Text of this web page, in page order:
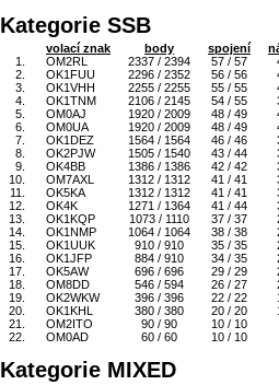
Kategorie SSB
volací znak body spojení
1.
OM2RL 2337 / 2394 57 / 57
2.
OK1FUU 2296 / 2352 56 / 56
3.
OK1VHH 2255 / 2255 55 / 55
4.
OK1TNM 2106 / 2145 54 / 55
5.
OM0AJ 1920 / 2009 48 / 49
6.
OM0UA 1920 / 2009 48 / 49
7.
OK1DEZ 1564 / 1564 46 / 46
8.
OK2PJW 1505 / 1540 43 / 44
9.
OK4BB 1386 / 1386 42 / 42
10.
OM7AXL 1312 / 1312 41 / 41
11.
OK5KA 1312 / 1312 41 / 41
12.
OK4K 1271 / 1364 41 / 44
13.
OK1KQP 1073 / 1110 37 / 37
14.
OK1NMP 1064 / 1064 38 / 38
15.
OK1UUK 910 / 910 35 / 35
16.
OK1JFP 884 / 910 34 / 35
17.
OK5AW 696 / 696 29 / 29
18.
OM8DD 546 / 594 26 / 27
19.
OK2WKW 396 / 396 22 / 22
20.
OK1KHL 380 / 380 20 / 20
21.
OM2ITO 90 / 90
10 / 10
22.
OM0AD 60 / 60 10 / 10
Kategorie MIXED